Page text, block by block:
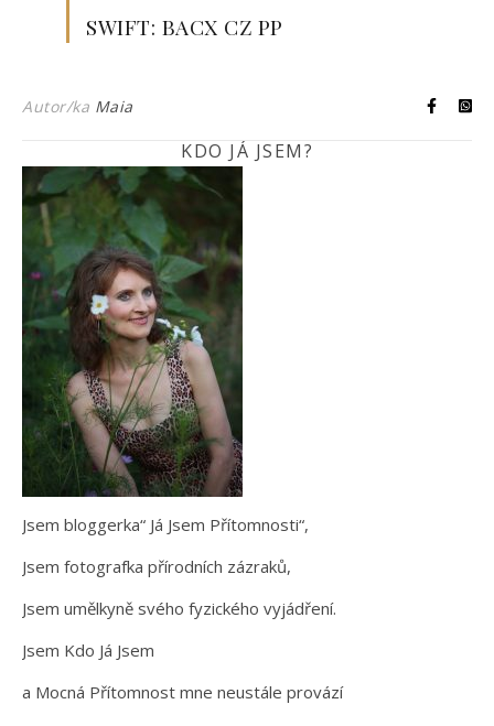
SWIFT: BACX CZ PP
Autor/ka Maia
KDO JÁ JSEM?
Jsem bloggerka“ Já Jsem Přítomnosti“,
Jsem fotografka přírodních zázraků,
Jsem umělkyně svého fyzického vyjádření.
Jsem Kdo Já Jsem
a Mocná Přítomnost mne neustále provází